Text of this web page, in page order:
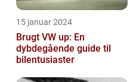
15 januar 2024
Brugt VW up: En
dybdegående guide til
bilentusiaster